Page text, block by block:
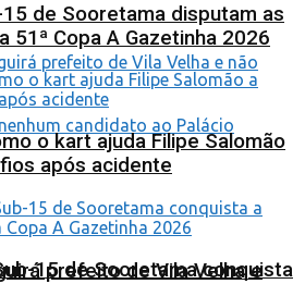
prefeito de Vila Velha e
de Sooretama disputam as
51ª Copa A Gazetinha 2026
o kart ajuda Filipe Salomão
após acidente
15 de Sooretama conquista